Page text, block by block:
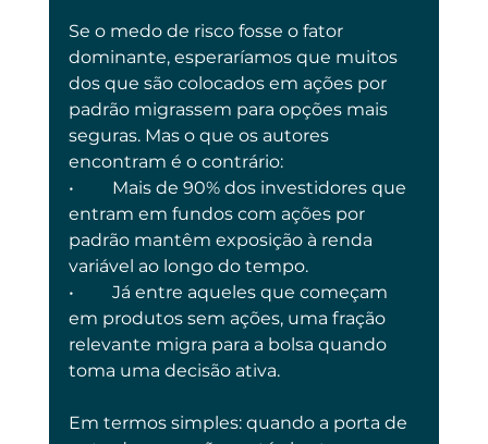
Se o medo de risco fosse o fator
dominante, esperaríamos que muitos
dos que são colocados em ações por
padrão migrassem para opções mais
seguras. Mas o que os autores
encontram é o contrário:
•	Mais de 90% dos investidores que
entram em fundos com ações por
padrão mantêm exposição à renda
variável ao longo do tempo.
•	Já entre aqueles que começam
em produtos sem ações, uma fração
relevante migra para a bolsa quando
toma uma decisão ativa.
Em termos simples: quando a porta de